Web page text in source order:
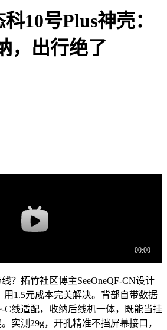
10号Plus神壳：
，出行绝了
？拓竹社区博主SeeOneQF-CN设计
用1.5元成本完美解决。背部自带数据
C线适配，收纳后线机一体，既能当挂
实测29g，开孔精准不挡屏幕接口，